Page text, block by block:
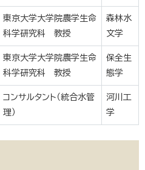
東京大学大学院農学生命
科学研究科 教授
森林水
文学
東京大学大学院農学生命
科学研究科 教授
保全生
態学
コンサルタント（統合水管
理）
河川工
学